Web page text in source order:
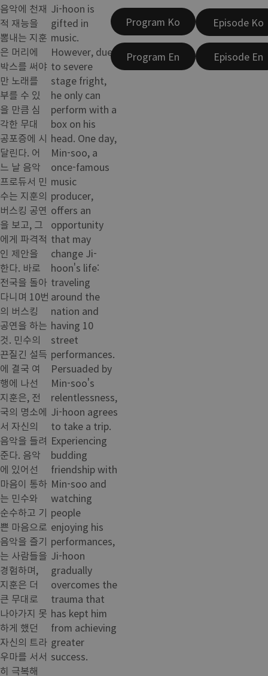
음악에 천재
적 재능을
뽐내는 지훈
은 머리에
박스를 써야
만 노래를
부를 수 있
을 만큼 심
각한 무대
공포증에 시
달린다. 어
느 날 음악
프로듀서 민
수는 지훈의
버스킹 공연
을 보고, 그
에게 파격적
인 제안을
한다. 바로
전국을 돌아
다니며 10번
의 버스킹
공연을 하는
것. 민수의
끈질긴 설득
에 결국 여
행에 나선
지훈은, 전
국의 명소에
서 자신의
음악을 들려
준다. 음악
에 있어선
마음이 통하
는 민수와
순수하고 기
쁜 마음으로
음악을 즐기
는 사람들을
경험하며,
지훈은 더
큰 무대로
나아가지 못
하게 했던
자신의 트라
우마를 서서
히 극복해
Ji-hoon is
gifted in
music.
However, due
to severe
stage fright,
he only can
perform with a
box on his
head. One day,
Min-soo, a
once-famous
music
producer,
offers an
opportunity
that may
change Ji-
hoon's life:
traveling
around the
nation and
having 10
street
performances.
Persuaded by
Min-soo's
relentlessness,
Ji-hoon agrees
to take a trip.
Experiencing
budding
friendship with
Min-soo and
watching
people
enjoying his
performances,
Ji-hoon
gradually
overcomes the
trauma that
has kept him
from achieving
greater
success.
Program Ko
Program En
Episode Ko
Episode En